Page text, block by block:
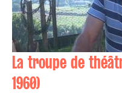
La troupe de
1960)